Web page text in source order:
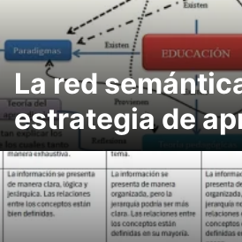
La red
estrategia de